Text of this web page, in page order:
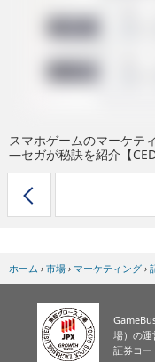
スマホゲームのマーケテ
―セガが秘訣を紹介【
ホーム › 市場 › マーケティング ›
場）の運
証券コー